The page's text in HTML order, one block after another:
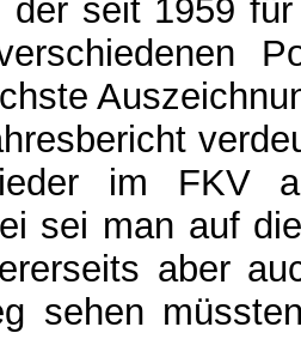
der seit 1959
im FKV
sei man auf
aber
sehen